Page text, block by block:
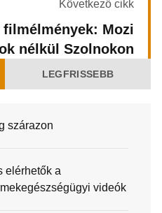
Következő cikk
Mozi
nélkül Szolnokon
LEGFRISSEBB
szárazon
elérhetők a
videók